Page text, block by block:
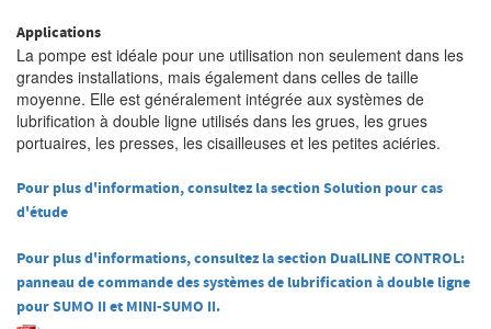
Applications
La pompe est idéale pour une utilisation non seulement dans les
grandes installations, mais également dans celles de taille
moyenne. Elle est généralement intégrée aux systèmes de
lubrification à double ligne utilisés dans les grues, les grues
portuaires, les presses, les cisailleuses et les petites aciéries.
Pour plus d'information, consultez la section Solution pour cas
d'étude
Pour plus d'informations, consultez la section DualLINE CONTROL:
panneau de commande des systèmes de lubrification à double ligne
pour SUMO II et MINI-SUMO II.